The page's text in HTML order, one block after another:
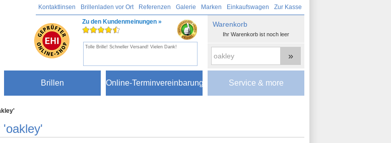
Kontaktlinsen Brillenladen vor Ort Referenzen Galerie Marken Einkaufswagen Zur Kasse
Zu den Kundenmeinungen »
Tolle Brille! Schneller Versand! Vielen Dank!
»
Warenkorb
Ihr Warenkorb ist noch leer
Brillen Online-Terminvereinbarung Service & more
'oakley'